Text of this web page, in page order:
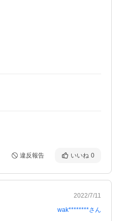
違反報告 いいね 0
2022/7/11
wak********さん